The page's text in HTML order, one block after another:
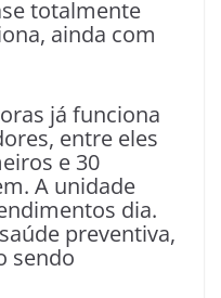
totalmente
ainda com
já funciona
entre eles
e 30
A unidade
dia.
preventiva,
sendo